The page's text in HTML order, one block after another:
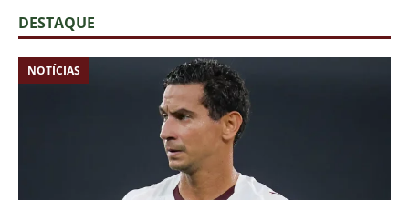
DESTAQUE
NOTÍCIAS